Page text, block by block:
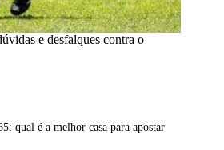
e desfalques contra o
qual é a melhor casa para apostar